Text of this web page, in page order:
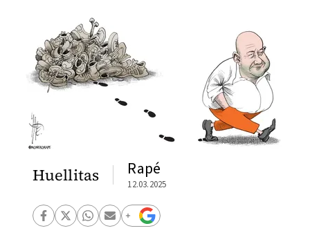
Huellitas Rapé
12.03.2025